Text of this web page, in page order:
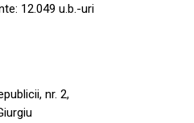
12.049 u.b.-uri
nr. 2,